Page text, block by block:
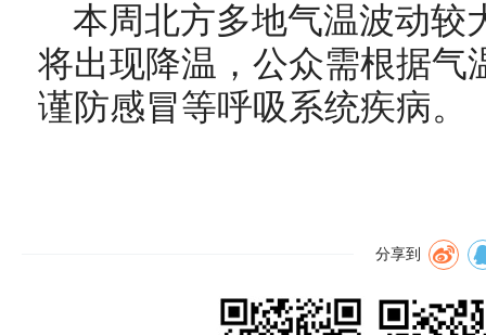
本周北方多地气温波动较
将出现降温，公众需根据气
谨防感冒等呼吸系统疾病。
分享到